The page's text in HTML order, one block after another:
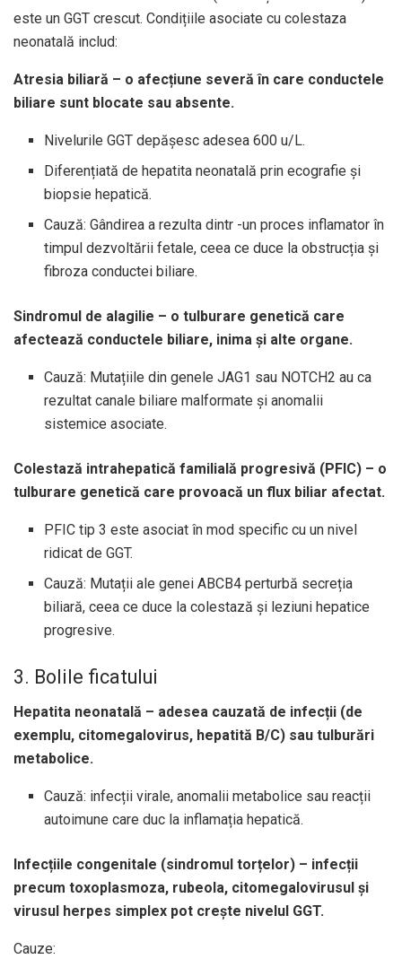
este un GGT crescut. Condițiile asociate cu colestaza
neonatală includ:
Atresia biliară – o afecțiune severă în care conductele
biliare sunt blocate sau absente.
Nivelurile GGT depășesc adesea 600 u/L.
Diferențiată de hepatita neonatală prin ecografie și
biopsie hepatică.
Cauză: Gândirea a rezulta dintr -un proces inflamator în
timpul dezvoltării fetale, ceea ce duce la obstrucția și
fibroza conductei biliare.
Sindromul de alagilie – o tulburare genetică care
afectează conductele biliare, inima și alte organe.
Cauză: Mutațiile din genele JAG1 sau NOTCH2 au ca
rezultat canale biliare malformate și anomalii
sistemice asociate.
Colestază intrahepatică familială progresivă (PFIC) – o
tulburare genetică care provoacă un flux biliar afectat.
PFIC tip 3 este asociat în mod specific cu un nivel
ridicat de GGT.
Cauză: Mutații ale genei ABCB4 perturbă secreția
biliară, ceea ce duce la colestază și leziuni hepatice
progresive.
3. Bolile ficatului
Hepatita neonatală – adesea cauzată de infecții (de
exemplu, citomegalovirus, hepatită B/C) sau tulburări
metabolice.
Cauză: infecții virale, anomalii metabolice sau reacții
autoimune care duc la inflamația hepatică.
Infecțiile congenitale (sindromul torțelor) – infecții
precum toxoplasmoza, rubeola, citomegalovirusul și
virusul herpes simplex pot crește nivelul GGT.
Cauze: